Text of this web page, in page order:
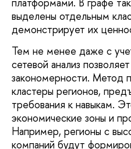
выделены отдельным
демонстрирует их
Тем не менее даже с
сетевой анализ
закономерности. Метод
кластеры регионов,
требования к навыкам.
экономические зоны и
Например, регионы с
компаний будут